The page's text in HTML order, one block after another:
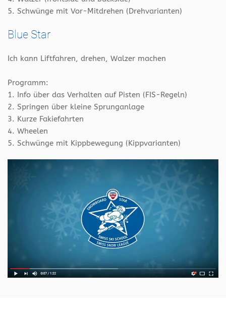
5. Schwünge mit Vor-Mitdrehen (Drehvarianten)
Blue Star
Ich kann Liftfahren, drehen, Walzer machen
Programm:
1. Info über das Verhalten auf Pisten (FIS-Regeln)
2. Springen über kleine Sprunganlage
3. Kurze Fakiefahrten
4. Wheelen
5. Schwünge mit Kippbewegung (Kippvarianten)